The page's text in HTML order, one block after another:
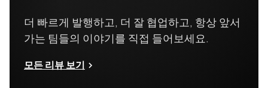
더 빠르게 발행하고, 더 잘 협업하고, 항상 앞서
가는 팀들의 이야기를 직접 들어보세요.
모든 리뷰 보기